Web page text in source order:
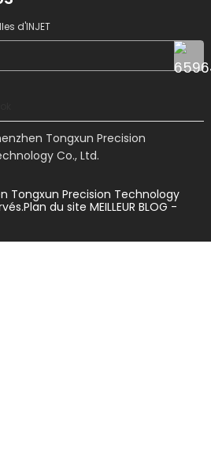
d'INJET
Tongxun Precision
Co., Ltd.
Tongxun Precision Technology
Plan du site MEILLEUR BLOG -